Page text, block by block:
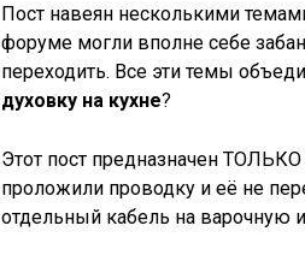
Пост навеян несколькими
форуме могли вполне себе
переходить. Все эти темы
духовку на кухне?
Этот пост предназначен
проложили проводку и её не
отдельный кабель на варочную